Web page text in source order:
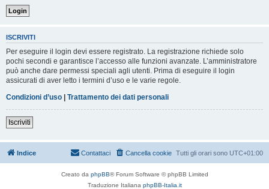
ISCRIVITI
Per eseguire il login devi essere registrato. La registrazione richiede solo
pochi secondi e garantisce l’accesso alle funzioni avanzate. L’amministratore
può anche dare permessi speciali agli utenti. Prima di eseguire il login
assicurati di aver letto i termini d’uso e le varie regole.
Condizioni d’uso | Trattamento dei dati personali
Iscriviti
Indice Tutti gli orari sono UTC+01:00
Cancella cookie
Contattaci
Creato da phpBB® Forum Software © phpBB Limited
Traduzione Italiana phpBB-Italia.it